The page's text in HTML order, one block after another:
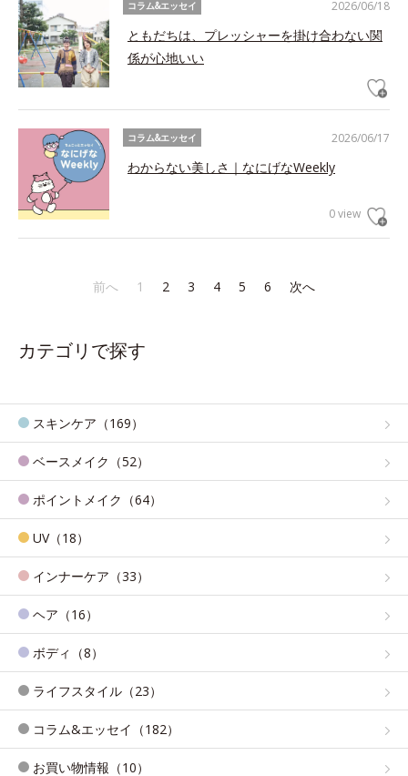
2026/06/18
コラム&エッセイ
ともだちは、プレッシャーを掛け合わない関
係が心地いい
2026/06/17
コラム&エッセイ
わからない美しさ｜なにげなWeekly
0 view
前へ 1 2 3 4 5 6 次へ
カテゴリで探す
スキンケア（169）
ベースメイク（52）
ポイントメイク（64）
UV（18）
インナーケア（33）
ヘア（16）
ボディ（8）
ライフスタイル（23）
コラム&エッセイ（182）
お買い物情報（10）